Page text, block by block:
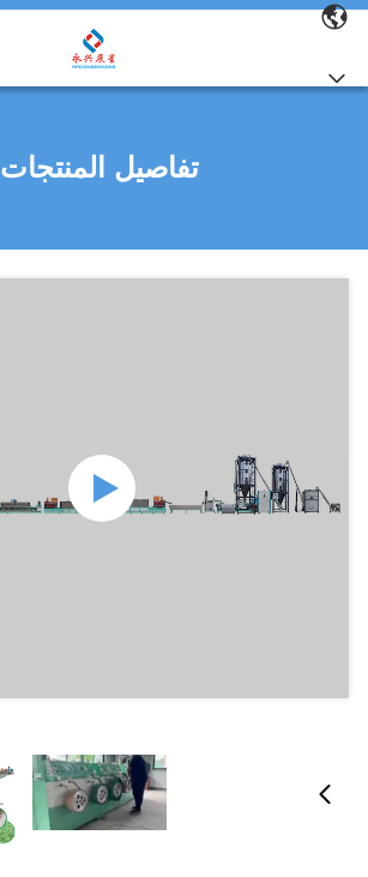
تفاصيل المنتجات